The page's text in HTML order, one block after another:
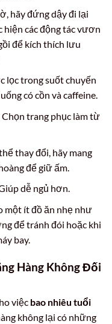
hãy đứng dậy đi lại
các động tác vươn
để kích thích lưu
lọc trong suốt chuyến
có cồn và caffeine.
Chọn trang phục làm từ
thay đổi, hãy mang
để giữ ấm.
dễ ngủ hơn.
một ít đồ ăn nhẹ như
để tránh đói hoặc khi
bay.
Hàng Không Đối
việc bao nhiêu tuổi
không lại có những